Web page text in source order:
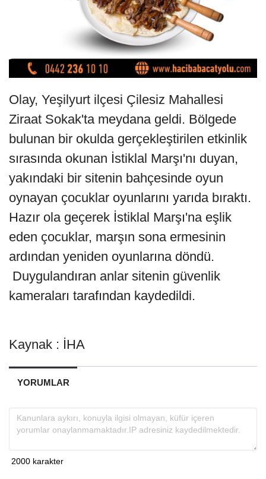
Olay, Yeşilyurt ilçesi Çilesiz Mahallesi
Ziraat Sokak'ta meydana geldi. Bölgede
bulunan bir okulda gerçekleştirilen etkinlik
sırasında okunan İstiklal Marşı'nı duyan,
yakındaki bir sitenin bahçesinde oyun
oynayan çocuklar oyunlarını yarıda bıraktı.
Hazır ola geçerek İstiklal Marşı'na eşlik
eden çocuklar, marşın sona ermesinin
ardından yeniden oyunlarına döndü.
Duygulandıran anlar sitenin güvenlik
kameraları tarafından kaydedildi.
Kaynak : İHA
YORUMLAR